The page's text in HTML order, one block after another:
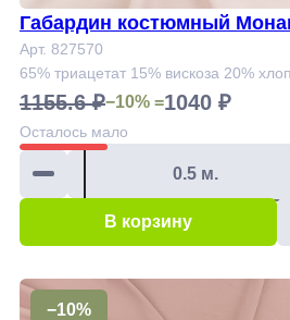
Габардин костюмный
27570 (3.9+ 2.1+1.6 м)
Арт. 827570
65% триацетат 15% вискоза 20%
1155.6 ₽−10% =1040 ₽
Осталось мало
В корзину
−10%